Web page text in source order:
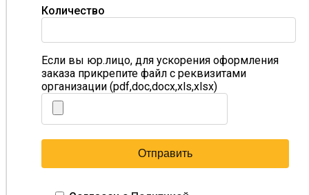
Количество
Если вы юр.лицо, для ускорения оформления
заказа прикрепите файл с реквизитами
организации (pdf,doc,docx,xls,xlsx)